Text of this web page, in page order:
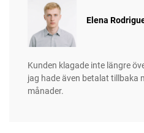
Elena
Kunden klagade inte längre
jag hade även betalat tillbaka
månader.